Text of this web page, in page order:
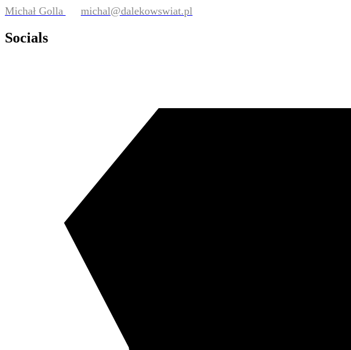
Michał Golla michal@dalekowswiat.pl
Socials